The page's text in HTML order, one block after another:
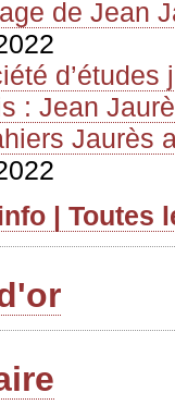
de Jean
: Jean
Jaurès
| Toutes